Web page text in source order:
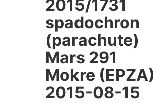
2015/1731
spadochron
(parachute)
Mars 291
Mokre (EPZA)
2015-08-15